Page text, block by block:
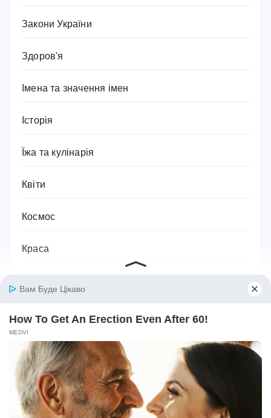
Закони України
Здоров'я
Імена та значення імен
Історія
Їжа та кулінарія
Квіти
Космос
Краса
Кухня
Лікувальні засоби
Література та книжки
Логістика та транспорт